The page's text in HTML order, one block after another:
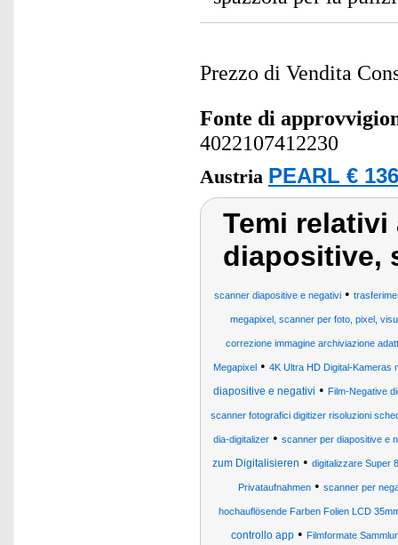
Prezzo di Vendita
Fonte di
4022107412230
Austria PEARL €
Temi
diapositive,
scanner diapositive e negativi•
megapixel, scanner per foto, pixel,
correzione immagine archiviazione
Megapixel• 4K Ultra HD Digital-Kameras
diapositive e negativi • Film-Negative
scanner fotografici digitizer risoluzioni
dia-digitalizer • scanner per diapositive e
zum Digitalisieren • digitalizzare Super 8
Privataufnahmen• scanner per
hochauflösende Farben Folien LCD
controllo app • Filmformate